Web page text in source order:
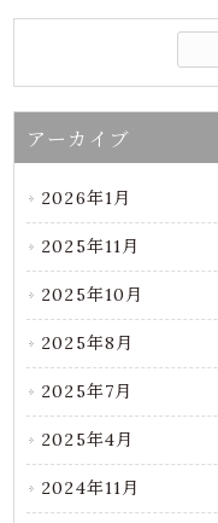
アーカイブ
2026年1月
2025年11月
2025年10月
2025年8月
2025年7月
2025年4月
2024年11月